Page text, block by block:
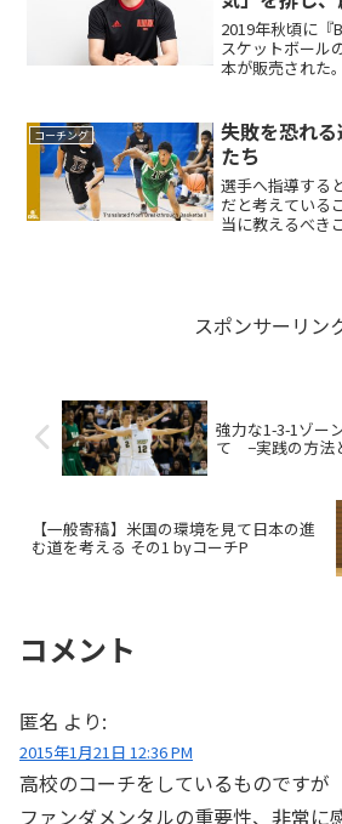
バルク東京
プローチ
2019年秋頃に
スケットボール
本が販売された
で関わった。今
出...
コーチング
失敗を恐れ
たち
選手へ指導する
だと考えてい
当に教えるべ
スポンサーリン
強力な1-3-1ゾー
て −実践の方法
【一般寄稿】米国の環境を見て日本の進
む道を考える その1 byコーチP
コメント
匿名 より:
2015年1月21日 12:36 PM
高校のコーチをしているものですが
ファンダメンタルの重要性、非常に